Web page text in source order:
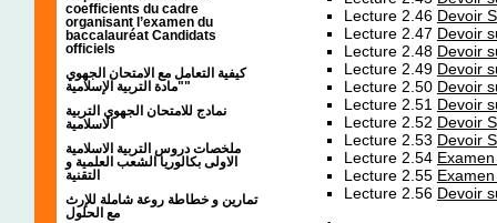
coefficients du cadre
organisant l’examen du
baccalauréat Candidats
officiels
كيفية التعامل مع الامتحان الجهوي
"مادة التربية الإسلامية"
نمادج للامتحان الجهوي التربية
الاسلامية
ملخصات دروس التربية الاسلامية
الاولى بكالوريا الشعب العلمية و
التقنية
تمارين و خطاطة روعة شاملة للإرث
مع الحلول
Lecture 2.46 Devoir
Lecture 2.47 Devoir
Lecture 2.48 Devoir
Lecture 2.49 Devoir
Lecture 2.50 Devoir
Lecture 2.51 Devoir
Lecture 2.52 Devoir
Lecture 2.53 Devoir
Lecture 2.54
Lecture 2.55
Lecture 2.56 Devoir